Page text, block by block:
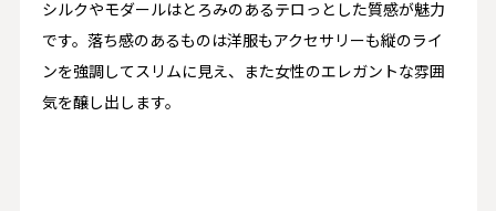
シルクやモダールはとろみのあるテロっとした質感が魅力
です。落ち感のあるものは洋服もアクセサリーも縦のライ
ンを強調してスリムに見え、また女性のエレガントな雰囲
気を醸し出します。